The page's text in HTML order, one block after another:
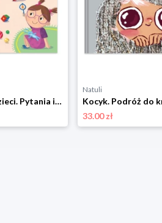
Skąd się biorą dzieci. Pytania i odpowiedzi dla maluchów Mamania
Natuli
33.00 zł